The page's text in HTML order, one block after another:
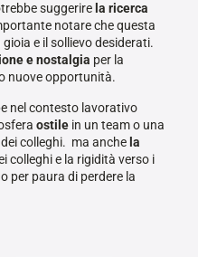
suggerire la ricerca
notare che questa
e il sollievo desiderati.
e nostalgia per la
nuove opportunità.
nel contesto lavorativo
ostile in un team o una
colleghi. ma anche la
colleghi e la rigidità verso i
o per paura di perdere la